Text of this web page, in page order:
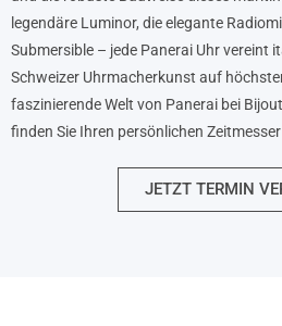
legendäre Luminor, die elegante
Submersible – jede Panerai Uhr vereint
Schweizer Uhrmacherkunst auf
faszinierende Welt von Panerai bei
finden Sie Ihren persönlichen
JETZT TERMIN